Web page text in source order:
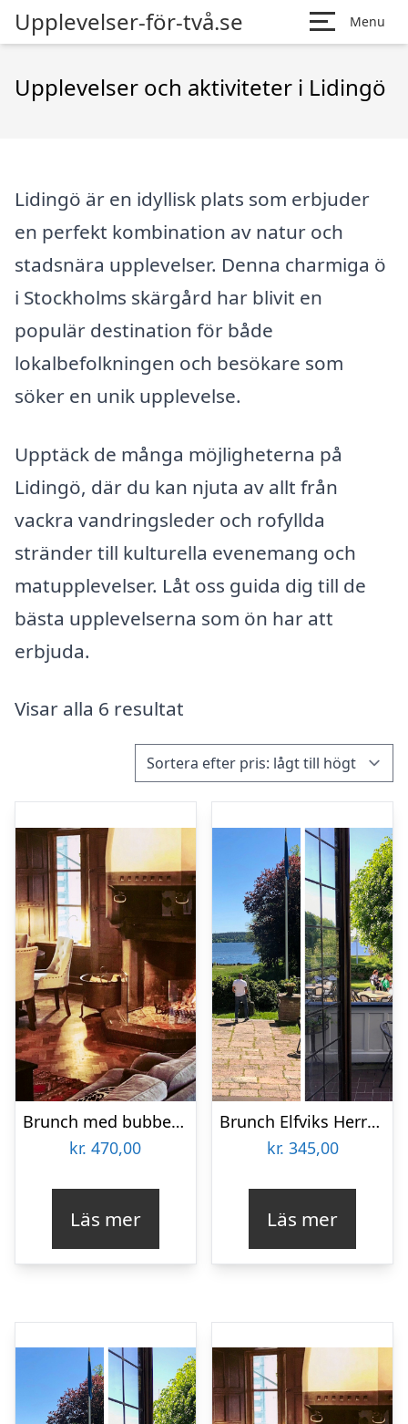
Upplevelser-för-två.se Menu
Upplevelser och aktiviteter i Lidingö
Lidingö är en idyllisk plats som erbjuder
en perfekt kombination av natur och
stadsnära upplevelser. Denna charmiga ö
i Stockholms skärgård har blivit en
populär destination för både
lokalbefolkningen och besökare som
söker en unik upplevelse.
Upptäck de många möjligheterna på
Lidingö, där du kan njuta av allt från
vackra vandringsleder och rofyllda
stränder till kulturella evenemang och
matupplevelser. Låt oss guida dig till de
bästa upplevelserna som ön har att
erbjuda.
Visar alla 6 resultat
Brunch med bubbel Elfviks Herrgård
kr. 470,00
Läs mer
Brunch Elfviks Herrgård
kr. 345,00
Läs mer